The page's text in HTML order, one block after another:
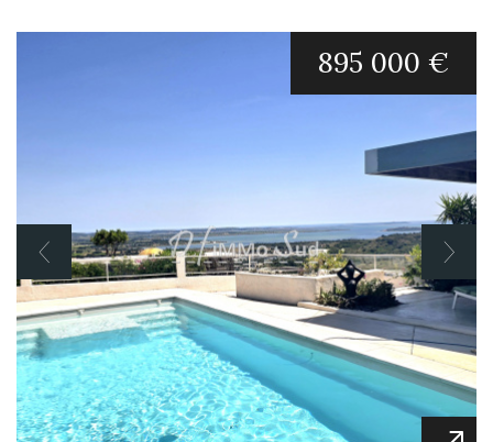
895 000 €